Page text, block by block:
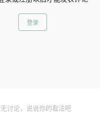
登录
讨论，说说你的看法吧